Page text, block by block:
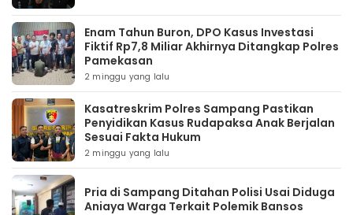
Enam Tahun Buron, DPO Kasus Investasi
Fiktif Rp7,8 Miliar Akhirnya Ditangkap Polres
Pamekasan
2 minggu yang lalu
Kasatreskrim Polres Sampang Pastikan
Penyidikan Kasus Rudapaksa Anak Berjalan
Sesuai Fakta Hukum
2 minggu yang lalu
Pria di Sampang Ditahan Polisi Usai Diduga
Aniaya Warga Terkait Polemik Bansos